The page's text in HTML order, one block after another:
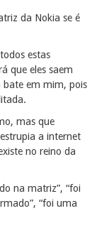
da Nokia se é
estas
que eles saem
em mim, pois
mas que
a internet
no reino da
na matriz”, “foi
“foi uma